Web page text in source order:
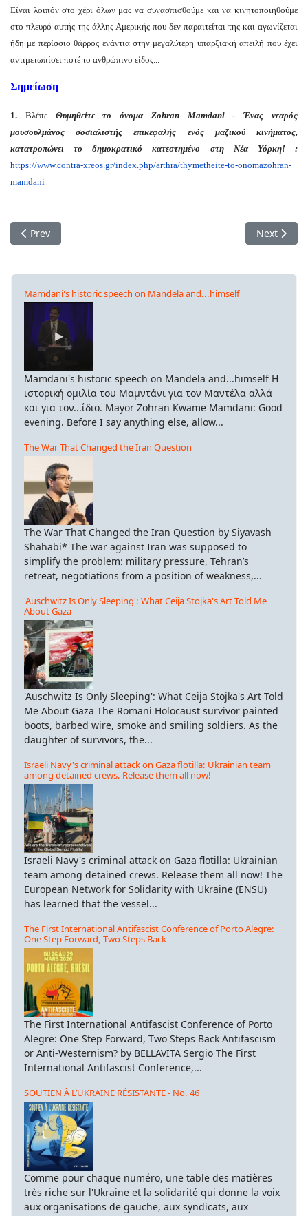
Είναι λοιπόν στο χέρι όλων μας να συνασπισθούμε και να κινητοποιηθούμε
στο πλευρό αυτής της άλλης Αμερικής που δεν παραιτείται της και αγωνίζεται
ήδη με περίσσιο θάρρος ενάντια στην μεγαλύτερη υπαρξιακή απειλή που έχει
αντιμετωπίσει ποτέ το ανθρώπινο είδος...
Σημείωση
1. Βλέπε Θυμηθείτε το όνομα Zohran Mamdani - Ένας νεαρός
μουσουλμάνος σοσιαλιστής επικεφαλής ενός μαζικού κινήματος,
κατατροπώνει το δημοκρατικό κατεστημένο στη Νέα Υόρκη! :
https://www.contra-xreos.gr/index.php/arthra/thymetheite-to-onomazohran-
mamdani
Previous article: Για μια άλλη οικονομική πολιτική
Prev Next
Next
Mamdani's historic speech on Mandela and...himself
Mamdani's historic speech on Mandela and...himself Η
ιστορική ομιλία του Μαμντάνι για τον Μαντέλα αλλά
και για τον...ίδιο. Mayor Zohran Kwame Mamdani: Good
evening. Before I say anything else, allow...
The War That Changed the Iran Question
The War That Changed the Iran Question by Siyavash
Shahabi* The war against Iran was supposed to
simplify the problem: military pressure, Tehran’s
retreat, negotiations from a position of weakness,...
'Auschwitz Is Only Sleeping': What Ceija Stojka's Art Told Me
About Gaza
'Auschwitz Is Only Sleeping': What Ceija Stojka's Art Told
Me About Gaza The Romani Holocaust survivor painted
boots, barbed wire, smoke and smiling soldiers. As the
daughter of survivors, the...
Israeli Navy's criminal attack on Gaza flotilla: Ukrainian team
among detained crews. Release them all now!
Israeli Navy's criminal attack on Gaza flotilla: Ukrainian
team among detained crews. Release them all now! The
European Network for Solidarity with Ukraine (ENSU)
has learned that the vessel...
The First International Antifascist Conference of Porto Alegre:
One Step Forward, Two Steps Back
The First International Antifascist Conference of Porto
Alegre: One Step Forward, Two Steps Back Antifascism
or Anti-Westernism? by BELLAVITA Sergio The First
International Antifascist Conference,...
SOUTIEN À L’UKRAINE RÉSISTANTE - No. 46
Comme pour chaque numéro, une table des matières
très riche sur l'Ukraine et la solidarité qui donne la voix
aux organisations de gauche, aux syndicats, aux